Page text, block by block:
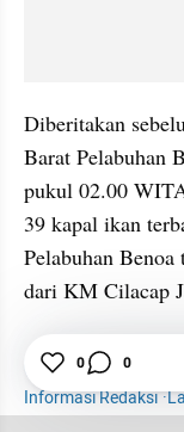
Diberitakan
Barat Pelabuhan
pukul 02.00
39 kapal ikan
Pelabuhan
dari KM Cilacap
News Regional
Informasi Redaksi·
0 0